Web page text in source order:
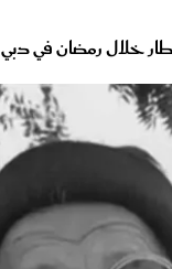
خلال رمضان في دبي